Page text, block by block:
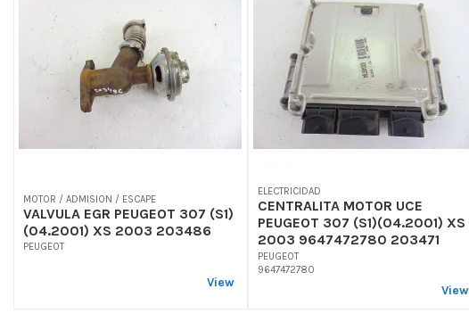
MOTOR / ADMISION / ESCAPE
VALVULA EGR PEUGEOT 307 (S1)
(04.2001) XS 2003 203486
PEUGEOT
View
ELECTRICIDAD
CENTRALITA MOTOR UCE
PEUGEOT 307 (S1)(04.2001) XS
2003 9647472780 203471
PEUGEOT
9647472780
View